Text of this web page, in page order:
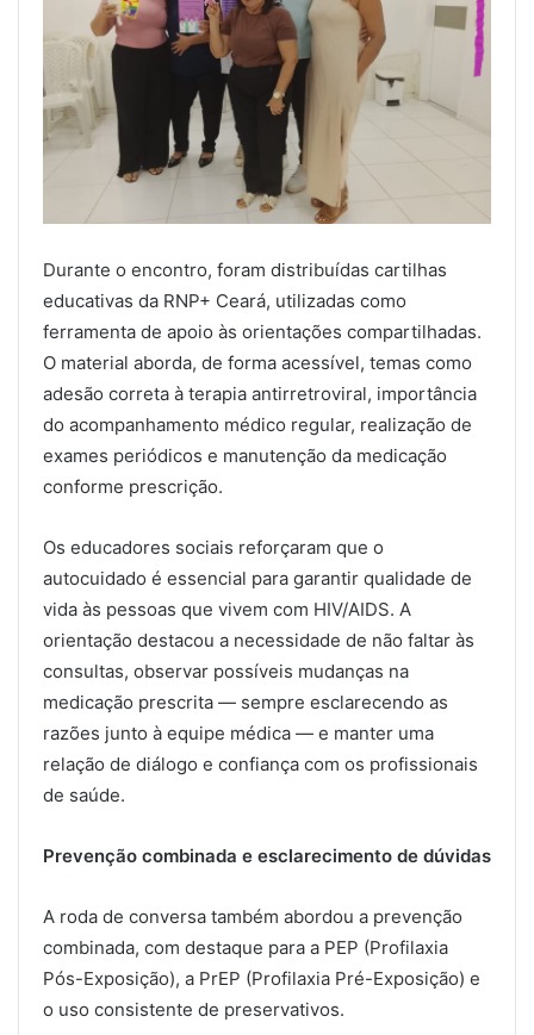
Durante o encontro, foram distribuídas cartilhas
educativas da RNP+ Ceará, utilizadas como
ferramenta de apoio às orientações compartilhadas.
O material aborda, de forma acessível, temas como
adesão correta à terapia antirretroviral, importância
do acompanhamento médico regular, realização de
exames periódicos e manutenção da medicação
conforme prescrição.
Os educadores sociais reforçaram que o
autocuidado é essencial para garantir qualidade de
vida às pessoas que vivem com HIV/AIDS. A
orientação destacou a necessidade de não faltar às
consultas, observar possíveis mudanças na
medicação prescrita — sempre esclarecendo as
razões junto à equipe médica — e manter uma
relação de diálogo e confiança com os profissionais
de saúde.
Prevenção combinada e esclarecimento de dúvidas
A roda de conversa também abordou a prevenção
combinada, com destaque para a PEP (Profilaxia
Pós-Exposição), a PrEP (Profilaxia Pré-Exposição) e
o uso consistente de preservativos.